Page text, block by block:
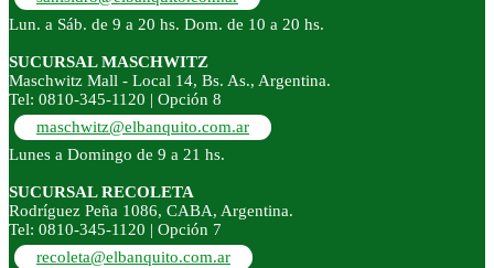
Lun. a Sáb. de 9 a 20 hs. Dom. de 10 a 20 hs.
SUCURSAL MASCHWITZ
Maschwitz Mall - Local 14, Bs. As., Argentina.
Tel: 0810-345-1120 | Opción 8
maschwitz@elbanquito.com.ar
Lunes a Domingo de 9 a 21 hs.
SUCURSAL RECOLETA
Rodríguez Peña 1086, CABA, Argentina.
Tel: 0810-345-1120 | Opción 7
recoleta@elbanquito.com.ar